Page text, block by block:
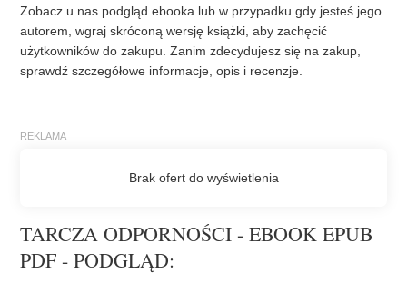
Zobacz u nas podgląd ebooka lub w przypadku gdy jesteś jego
autorem, wgraj skróconą wersję książki, aby zachęcić
użytkowników do zakupu. Zanim zdecydujesz się na zakup,
sprawdź szczegółowe informacje, opis i recenzje.
TARCZA ODPORNOŚCI - EBOOK EPUB
PDF - PODGLĄD: